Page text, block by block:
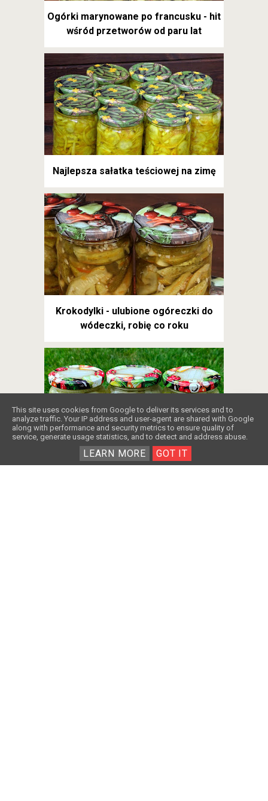
Ogórki marynowane po francusku - hit
wśród przetworów od paru lat
Najlepsza sałatka teściowej na zimę
Krokodylki - ulubione ogóreczki do
wódeczki, robię co roku
Mizeria na zimę w słoikach: Jak zrobić,
This site uses cookies from Google to deliver its services and to
analyze traffic. Your IP address and user-agent are shared with Google
along with performance and security metrics to ensure quality of
service, generate usage statistics, and to detect and address abuse.
LEARN MORE GOT IT